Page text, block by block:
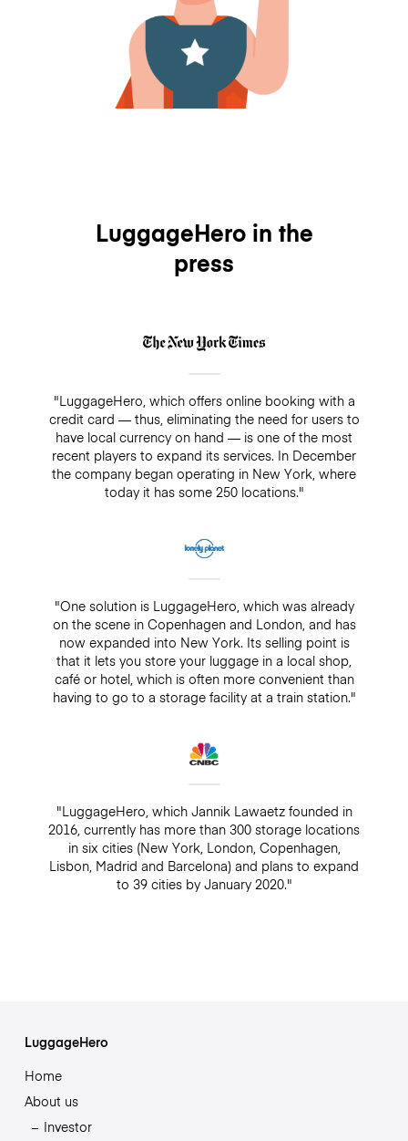
LuggageHero in the
press
"LuggageHero, which offers online booking with a
credit card — thus, eliminating the need for users to
have local currency on hand — is one of the most
recent players to expand its services. In December
the company began operating in New York, where
today it has some 250 locations."
"One solution is LuggageHero, which was already
on the scene in Copenhagen and London, and has
now expanded into New York. Its selling point is
that it lets you store your luggage in a local shop,
café or hotel, which is often more convenient than
having to go to a storage facility at a train station."
"LuggageHero, which Jannik Lawaetz founded in
2016, currently has more than 300 storage locations
in six cities (New York, London, Copenhagen,
Lisbon, Madrid and Barcelona) and plans to expand
to 39 cities by January 2020."
LuggageHero
Home
About us
Investor